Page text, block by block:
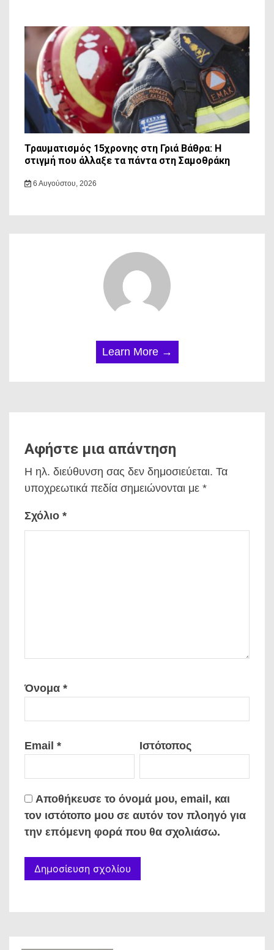
Τραυματισμός 15χρονης στη Γριά Βάθρα: Η
στιγμή που άλλαξε τα πάντα στη Σαμοθράκη
6 Αυγούστου, 2026
Learn More →
Αφήστε μια απάντηση
Η ηλ. διεύθυνση σας δεν δημοσιεύεται. Τα
υποχρεωτικά πεδία σημειώνονται με *
Σχόλιο *
Όνομα *
Email * Ιστότοπος
Αποθήκευσε το όνομά μου, email, και
τον ιστότοπο μου σε αυτόν τον πλοηγό για
την επόμενη φορά που θα σχολιάσω.